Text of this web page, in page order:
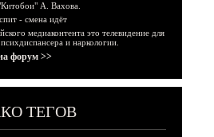
А. Вахова.
- смена идёт
медиаконтента это телевидение для
и наркологии.
форум >>
ТЕГОВ